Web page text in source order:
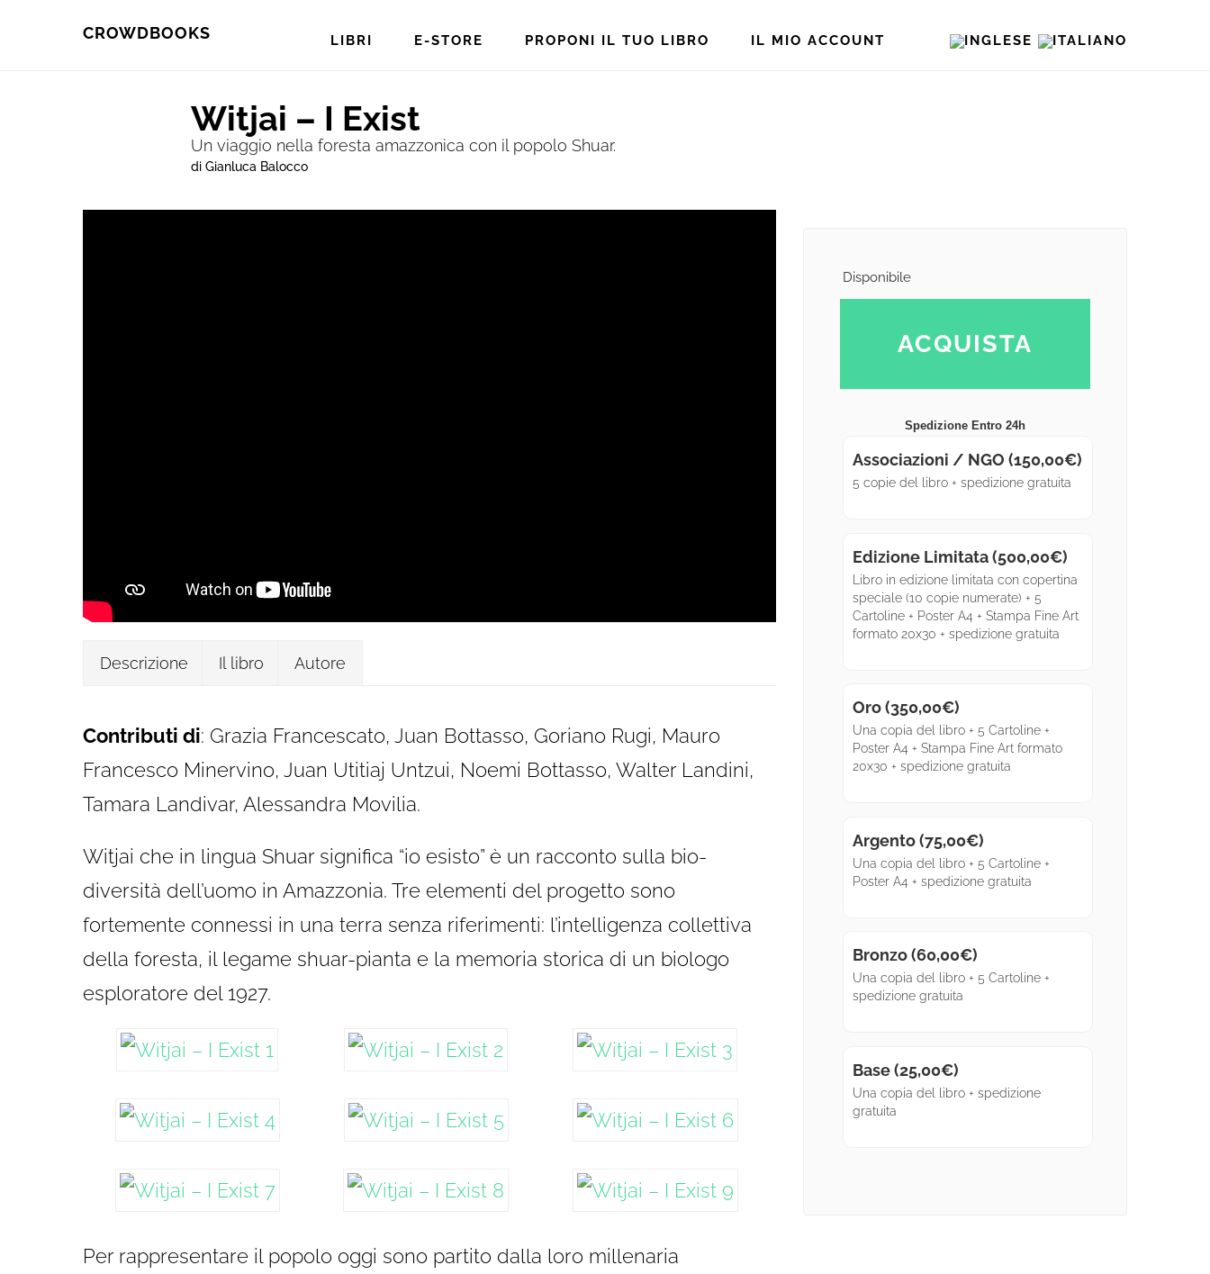
CROWDBOOKS LIBRI E-STORE PROPONI IL TUO LIBRO IL MIO ACCOUNT
Witjai – I Exist
Un viaggio nella foresta amazzonica con il popolo Shuar.
di Gianluca Balocco
Descrizione Il libro Autore
Contributi di: Grazia Francescato, Juan Bottasso, Goriano Rugi, Mauro
Francesco Minervino, Juan Utitiaj Untzui, Noemi Bottasso, Walter Landini,
Tamara Landivar, Alessandra Movilia.
Witjai che in lingua Shuar significa “io esisto” è un racconto sulla bio-
diversità dell’uomo in Amazzonia. Tre elementi del progetto sono
fortemente connessi in una terra senza riferimenti: l’intelligenza collettiva
della foresta, il legame shuar-pianta e la memoria storica di un biologo
esploratore del 1927.
Per rappresentare il popolo oggi sono partito dalla loro millenaria
Disponibile
ACQUISTA
Spedizione Entro 24h
Associazioni / NGO (150,00€)
5 copie del libro + spedizione gratuita
Edizione Limitata (500,00€)
Libro in edizione limitata con copertina
speciale (10 copie numerate) + 5
Cartoline + Poster A4 + Stampa Fine Art
formato 20x30 + spedizione gratuita
Oro (350,00€)
Una copia del libro + 5 Cartoline +
Poster A4 + Stampa Fine Art formato
20x30 + spedizione gratuita
Argento (75,00€)
Una copia del libro + 5 Cartoline +
Poster A4 + spedizione gratuita
Bronzo (60,00€)
Una copia del libro + 5 Cartoline +
spedizione gratuita
Base (25,00€)
Una copia del libro + spedizione
gratuita